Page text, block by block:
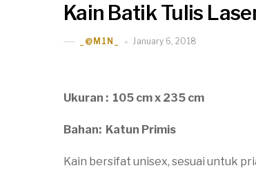
Kain Batik Tulis
_@M1N_ January 6, 2018
Ukuran : 105 cm x 235 cm
Bahan: Katun Primis
Kain bersifat unisex, sesuai untuk